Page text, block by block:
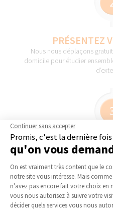
PRÉSENTEZ
Nous nous déplaçons
domicile pour étudier
OBTENEZ DES
Nous vous présentons
des artisans que nous avons
Continuer sans accepter
Promis, c'est la dernière fois
qu'on vous
Plateforme de
On est vraiment très content que le
notre site vous intéresse. Mais
n'avez pas encore fait votre choix en
vous nous autorisez à suivre votre
décider quels services vous nous
Axeptio